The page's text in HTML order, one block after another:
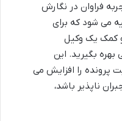
فراوان در نگارش
می شود که برای
و کمک یک وکیل
بگیرید. این
پرونده را افزایش می
ناپذیر باشد،